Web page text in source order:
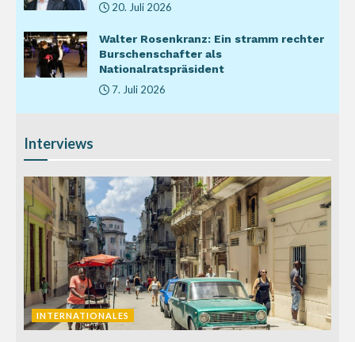
20. Juli 2026
Walter Rosenkranz: Ein stramm rechter
Burschenschafter als
Nationalratspräsident
7. Juli 2026
Interviews
INTERNATIONALES